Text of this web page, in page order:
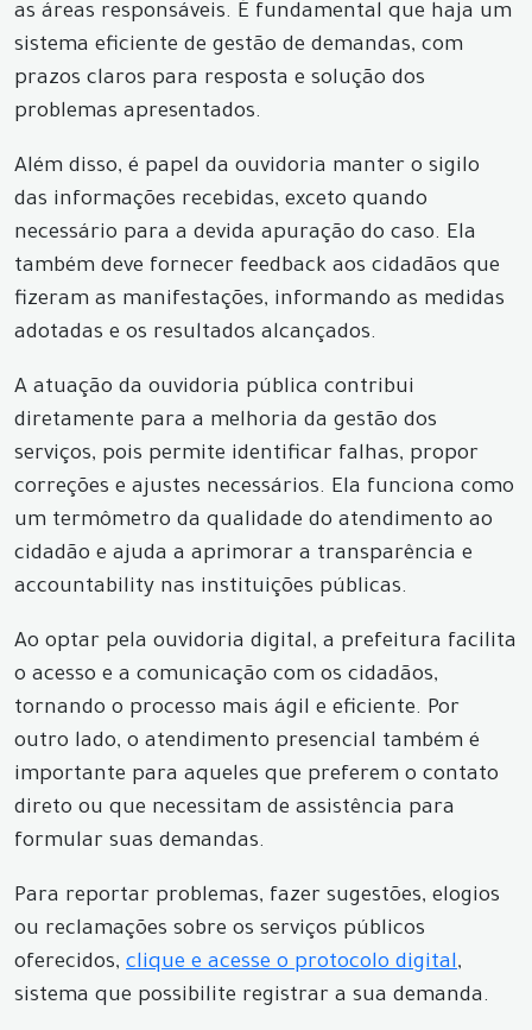
as áreas responsáveis. É fundamental que haja um
sistema eficiente de gestão de demandas, com
prazos claros para resposta e solução dos
problemas apresentados.
Além disso, é papel da ouvidoria manter o sigilo
das informações recebidas, exceto quando
necessário para a devida apuração do caso. Ela
também deve fornecer feedback aos cidadãos que
fizeram as manifestações, informando as medidas
adotadas e os resultados alcançados.
A atuação da ouvidoria pública contribui
diretamente para a melhoria da gestão dos
serviços, pois permite identificar falhas, propor
correções e ajustes necessários. Ela funciona como
um termômetro da qualidade do atendimento ao
cidadão e ajuda a aprimorar a transparência e
accountability nas instituições públicas.
Ao optar pela ouvidoria digital, a prefeitura facilita
o acesso e a comunicação com os cidadãos,
tornando o processo mais ágil e eficiente. Por
outro lado, o atendimento presencial também é
importante para aqueles que preferem o contato
direto ou que necessitam de assistência para
formular suas demandas.
Para reportar problemas, fazer sugestões, elogios
ou reclamações sobre os serviços públicos
oferecidos, clique e acesse o protocolo digital,
sistema que possibilite registrar a sua demanda.